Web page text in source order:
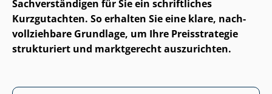
Sach­ver­stän­di­gen für Sie ein schriftliches
Kurzgutachten. So erhalten Sie eine klare, nach­
voll­zieh­ba­re Grundlage, um Ihre Preisstrategie
strukturiert und marktgerecht auszurichten.